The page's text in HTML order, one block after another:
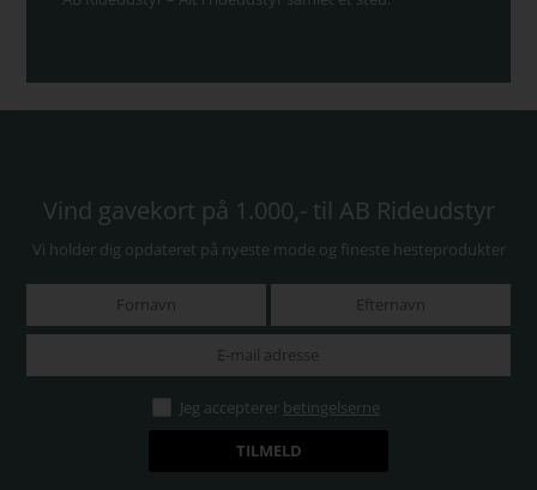
Vind gavekort på 1.000,- til AB Rideudstyr
Vi holder dig opdateret på nyeste mode og fineste hesteprodukter
Jeg accepterer betingelserne